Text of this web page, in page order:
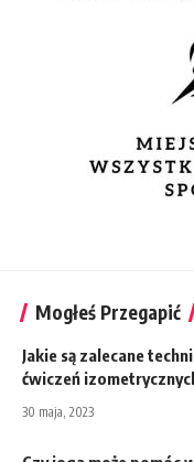
Mogłeś Przegapić
Jakie są zalecane
ćwiczeń
30 maja, 2023